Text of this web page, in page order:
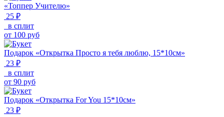
«Топпер Учителю»
25 ₽
в сплит
от 100 руб
Подарок «Открытка Просто я тебя люблю, 15*10см»
23 ₽
в сплит
от 90 руб
Подарок «Открытка For You 15*10см»
23 ₽